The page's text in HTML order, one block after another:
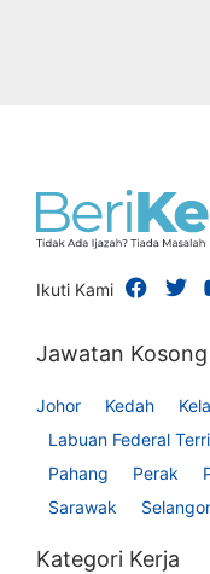
Ikuti Kami
Jawatan
Johor Kedah
Labuan Federal
Pahang
Perak
Sarawak
Selangor
Kategori Kerja